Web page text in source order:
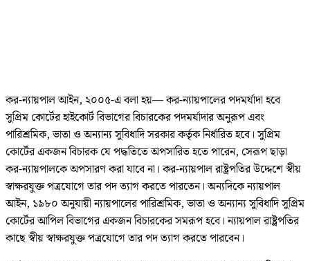
কর-ন্যায়পাল আইন, ২০০৫-এ বলা হয়— কর-ন্যায়পালের পদমর্যাদা হবে
সুপ্রিম কোর্টের হাইকোর্ট বিভাগের বিচারকের পদমর্যাদার অনুরূপ এবং
পারিশ্রমিক, ভাতা ও অন্যান্য সুবিধাদি সরকার কর্তৃক নির্ধারিত হবে। সুপ্রিম
কোর্টের একজন বিচারক যে পদ্ধতিতে অপসারিত হতে পারেন, সেরূপ ছাড়া
কর-ন্যায়পালকে অপসারণ করা যাবে না। কর-ন্যায়পাল রাষ্ট্রপতির উদ্দেশে স্বীয়
স্বাক্ষরযুক্ত পত্রযোগে তার পদ ত্যাগ করতে পারতেন। অন্যদিকে ন্যায়পাল
আইন, ১৯৮০ অনুযায়ী ন্যায়পালের পারিশ্রমিক, ভাতা ও অন্যান্য সুবিধাদি সুপ্রিম
কোর্টের আপিল বিভাগের একজন বিচারকের সমরূপ হবে। ন্যায়পাল রাষ্ট্রপতির
কাছে স্বীয় স্বাক্ষরযুক্ত পত্রযোগে তার পদ ত্যাগ করতে পারবেন।